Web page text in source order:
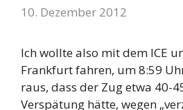
10. Dezember 2012
Ich wollte also mit dem ICE
Frankfurt fahren, um 8:59
raus, dass der Zug etwa 40-
Verspätung hätte, wegen